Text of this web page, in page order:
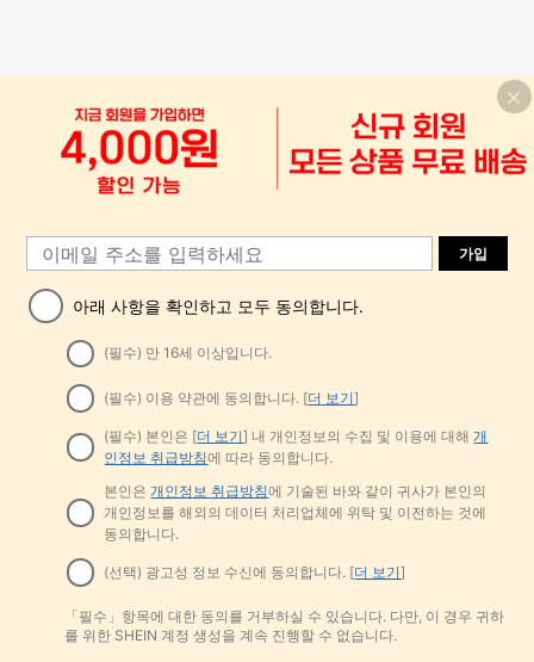
가입
아래 사항을 확인하고 모두 동의합니다.
(필수) 만 16세 이상입니다.
(필수) 이용 약관에 동의합니다. [더 보기]
(필수) 본인은 [더 보기] 내 개인정보의 수집 및 이용에 대해개
인정보 취급방침에 따라 동의합니다.
본인은 개인정보 취급방침에 기술된 바와 같이 귀사가 본인의
개인정보를 해외의 데이터 처리업체에 위탁 및 이전하는 것에
동의합니다.
(선택) 광고성 정보 수신에 동의합니다. [더 보기]
「필수」항목에 대한 동의를 거부하실 수 있습니다. 다만, 이 경우 귀하
를 위한 SHEIN 계정 생성을 계속 진행할 수 없습니다.